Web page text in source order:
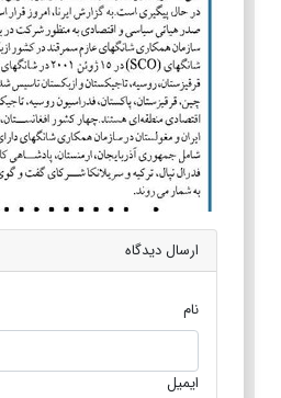
ارسال دیدگاه
نام
ایمیل